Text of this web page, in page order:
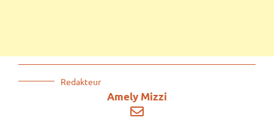
Redakteur
Amely Mizzi